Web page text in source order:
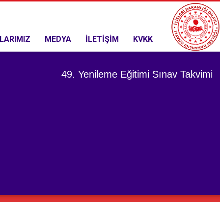
MEDYA İLETİŞİM KVKK
49. Yenileme Eğitimi Sınav Takvimi